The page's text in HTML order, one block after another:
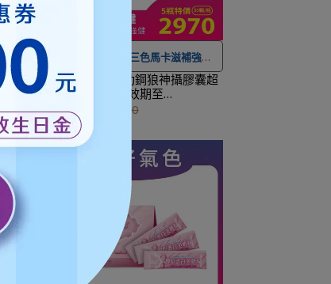
熟齡男性營養補給，三色馬卡滋補強身
★ 可宅配到府&超商取貨，全館滿 NT$
1,500免運費，另有離島7-11超取服務
★ 登入會員訂購，管理訂單更方便，還
累積紅利點數，一點抵一元
：訂購完成後，下個工
作天出貨，出貨後物流預計1-3個工作天
送達。
【男性專屬養護】勁鋼狼神攝膠囊超
值組｜30顆×5瓶｜效期至
2028.05.11
NT$2,970 NT$4,250